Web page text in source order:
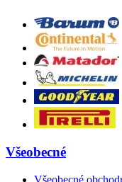
Všeobecné
Všeobecné